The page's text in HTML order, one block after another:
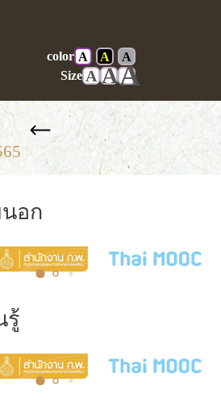
color A A
A
Size A AA
อก
รู้